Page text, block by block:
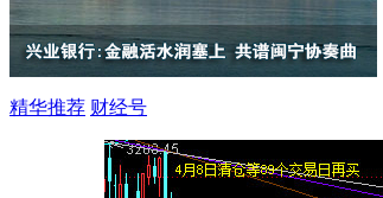
精华推荐 财经号